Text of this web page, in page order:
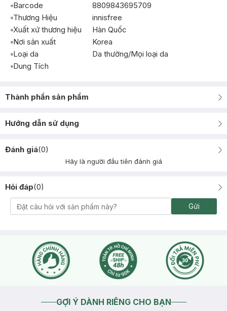
Barcode
8809843695709
Thương Hiệu
innisfree
Xuất xứ thương hiệu
Hàn Quốc
Nơi sản xuất
Korea
Loại da
Da thường/Mọi loại da
Dung Tích
Thành phần sản phẩm
Hướng dẫn sử dụng
Đánh giá(0)
Hãy là người đầu tiên đánh giá
Hỏi đáp(0)
Gửi
GỢI Ý DÀNH RIÊNG CHO BẠN